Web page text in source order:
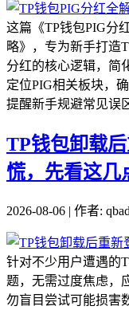
这篇《TP钱包PIG分
略》，专为新手打造
分红的核心逻辑，简
定位PIG相关板块，
提醒新手规避常见误
TP钱包卸载
慌，先看这几
2026-08-06 | 作者:
针对不少用户遭遇的
题，无需过度焦虑，
勿盲目尝试可能损害